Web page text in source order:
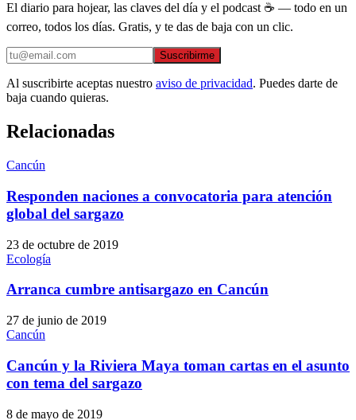
El diario para hojear, las claves del día y el podcast ☕ — todo en un
correo, todos los días. Gratis, y te das de baja con un clic.
Suscribirme
Al suscribirte aceptas nuestro aviso de privacidad. Puedes darte de
baja cuando quieras.
Relacionadas
Cancún
Responden naciones a convocatoria para atención
global del sargazo
23 de octubre de 2019
Ecología
Arranca cumbre antisargazo en Cancún
27 de junio de 2019
Cancún
Cancún y la Riviera Maya toman cartas en el asunto
con tema del sargazo
8 de mayo de 2019